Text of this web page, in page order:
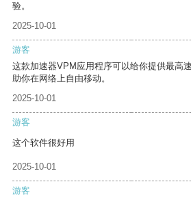
验。
2025-10-01
游客
这款加速器VPM应用程序可以给你提供最高
助你在网络上自由移动。
2025-10-01
游客
这个软件很好用
2025-10-01
游客